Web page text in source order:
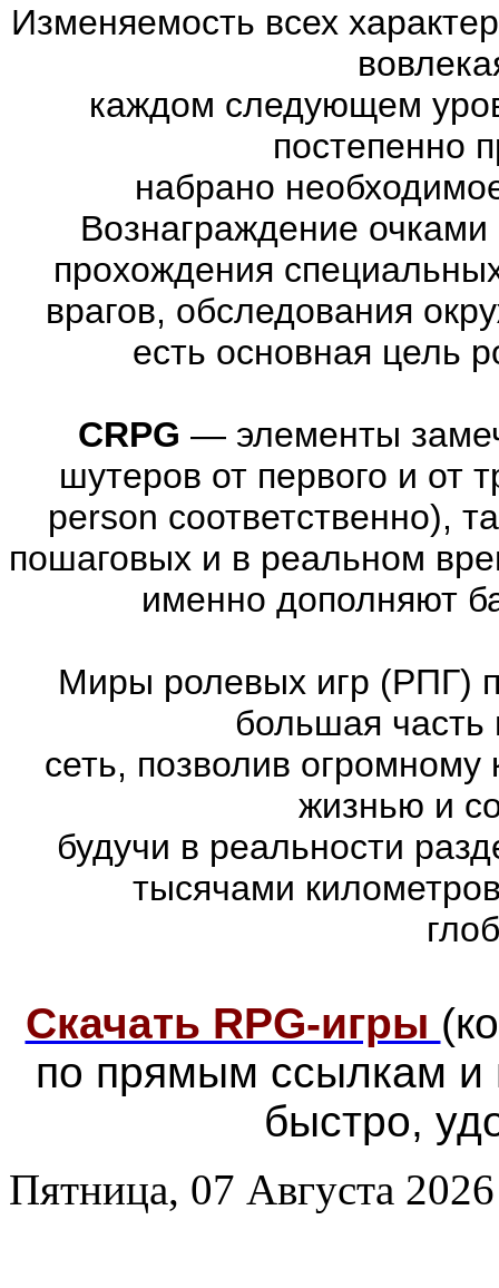
Изменяемость всех
каждом следующем
постепенно
набрано
Вознаграждение
прохождения
врагов, обследования
есть основная цель
CRPG — элементы
шутеров от первого и от
person соответственно),
пошаговых и в реальном
именно дополняют
Миры ролевых игр (РПГ)
большая часть
сеть, позволив огромному
жизнью и
будучи в реальности
тысячами
Скачать RPG-игры
по прямым ссылкам и
быстро,
Пятница, 07 Августа 2026